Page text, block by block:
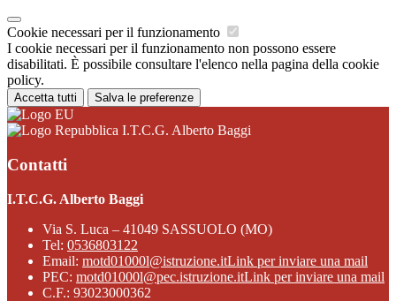
Cookie necessari per il funzionamento
I cookie necessari per il funzionamento non possono essere
disabilitati. È possibile consultare l'elenco nella pagina della cookie
policy.
Accetta tutti Salva le preferenze
I.T.C.G. Alberto Baggi
Contatti
I.T.C.G. Alberto Baggi
Via S. Luca – 41049 SASSUOLO (MO)
Tel: 0536803122
Email: motd01000l@istruzione.itLink per inviare una mail
PEC: motd01000l@pec.istruzione.itLink per inviare una mail
C.F.: 93023000362